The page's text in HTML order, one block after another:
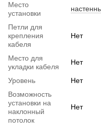
Место
установки
Петли для
крепления
кабеля
Нет
Место для
укладки кабеля
Нет
Уровень
Нет
Возможность
установки на
наклонный
потолок
Нет